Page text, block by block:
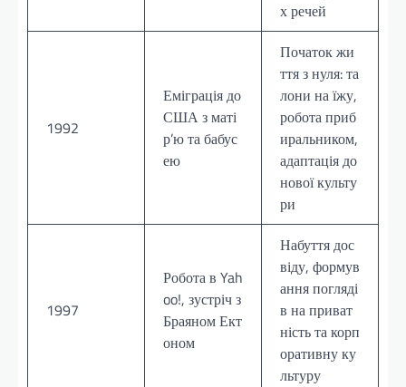
х речей
1992
Еміграція до
США з маті
р’ю та бабус
ею
Початок жи
ття з нуля: та
лони на їжу,
робота приб
иральником,
адаптація до
нової культу
ри
1997
Робота в Yah
oo!, зустріч з
Браяном Ект
оном
Набуття дос
віду, формув
ання погляді
в на приват
ність та корп
оративну ку
льтуру